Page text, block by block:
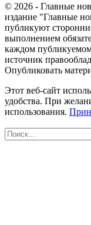
© 2026 - Главные
издание "Главные
публикуют
выполнением
каждом публикуемом
источник
Опубликовать
Этот веб-сайт
удобства. При
использования.